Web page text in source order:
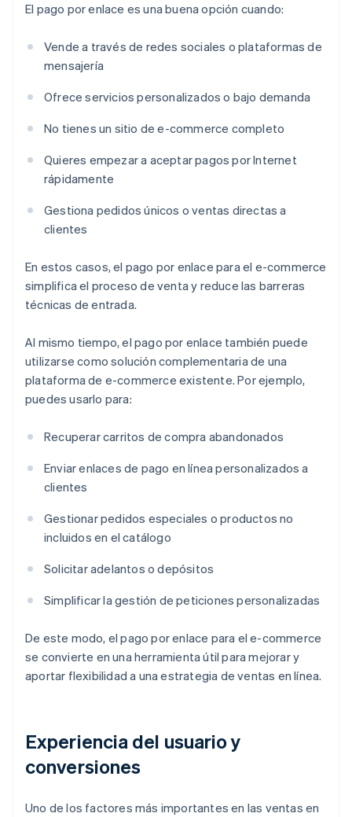
El pago por enlace es una buena opción cuando:
Vende a través de redes sociales o plataformas de
mensajería
Ofrece servicios personalizados o bajo demanda
No tienes un sitio de e-commerce completo
Quieres empezar a aceptar pagos por Internet
rápidamente
Gestiona pedidos únicos o ventas directas a
clientes
En estos casos, el pago por enlace para el e-commerce
simplifica el proceso de venta y reduce las barreras
técnicas de entrada.
Al mismo tiempo, el pago por enlace también puede
utilizarse como solución complementaria de una
plataforma de e-commerce existente. Por ejemplo,
puedes usarlo para:
Recuperar carritos de compra abandonados
Enviar enlaces de pago en línea personalizados a
clientes
Gestionar pedidos especiales o productos no
incluidos en el catálogo
Solicitar adelantos o depósitos
Simplificar la gestión de peticiones personalizadas
De este modo, el pago por enlace para el e-commerce
se convierte en una herramienta útil para mejorar y
aportar flexibilidad a una estrategia de ventas en línea.
Experiencia del usuario y
conversiones
Uno de los factores más importantes en las ventas en